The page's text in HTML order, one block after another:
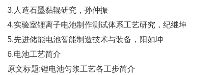
3.人造石墨黏辊研究，孙仲振
4.实验室锂离子电池制作测试体系工艺研究，纪继坤
5.先进储能电池智能制造技术与装备，阳如坤
6.电池工艺简介
原文标题:锂电池匀浆工艺各工步简介